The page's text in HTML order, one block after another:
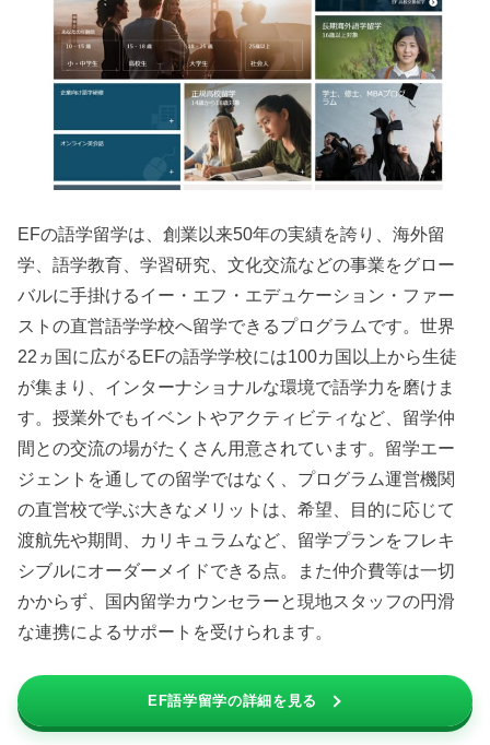
EFの語学留学は、創業以来50年の実績を誇り、海外留
学、語学教育、学習研究、文化交流などの事業をグロー
バルに手掛けるイー・エフ・エデュケーション・ファー
ストの直営語学学校へ留学できるプログラムです。世界
22ヵ国に広がるEFの語学学校には100カ国以上から生徒
が集まり、インターナショナルな環境で語学力を磨けま
す。授業外でもイベントやアクティビティなど、留学仲
間との交流の場がたくさん用意されています。留学エー
ジェントを通しての留学ではなく、プログラム運営機関
の直営校で学ぶ大きなメリットは、希望、目的に応じて
渡航先や期間、カリキュラムなど、留学プランをフレキ
シブルにオーダーメイドできる点。また仲介費等は一切
かからず、国内留学カウンセラーと現地スタッフの円滑
な連携によるサポートを受けられます。
EF語学留学の詳細を見る